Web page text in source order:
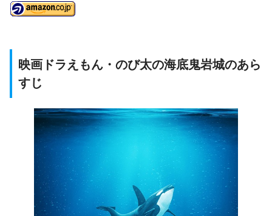
映画ドラえもん・のび太の海底鬼岩城のあら
すじ